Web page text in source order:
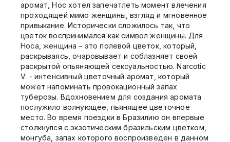
аромат, Нос хотел запечатлеть момент влечения
проходящей мимо женщины, взгляд и мгновенное
привыкание. Исторически сложилось так, что
цветок воспринимался как символ женщины. Для
Носа, женщина – это полевой цветок, который,
раскрываясь, очаровывает и соблазняет своей
раскрытой опьяняющей сексуальностью. Narcotic
V. - интенсивный цветочный аромат, который
может напоминать провокационный запах
туберозы. Вдохновением для создания аромата
послужило волнующее, пьянящее цветочное
место. Во время поездки в Бразилию он впервые
столкнулся с экзотическим бразильским цветком,
монгуба, запах которого воспроизведен в данном